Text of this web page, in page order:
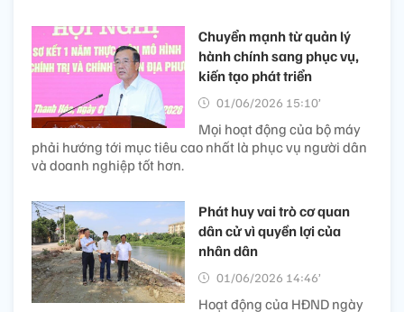
Chuyển mạnh từ quản lý
hành chính sang phục vụ,
kiến tạo phát triển
01/06/2026 15:10’
Mọi hoạt động của bộ máy
phải hướng tới mục tiêu cao nhất là phục vụ người dân
và doanh nghiệp tốt hơn.
Phát huy vai trò cơ quan
dân cử vì quyền lợi của
nhân dân
01/06/2026 14:46’
Hoạt động của HĐND ngày